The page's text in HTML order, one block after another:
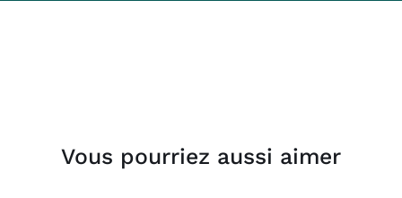
Vous pourriez aussi aimer